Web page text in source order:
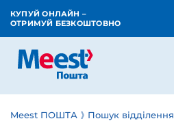
КУПУЙ ОНЛАЙН –
ОТРИМУЙ БЕЗКОШТОВНО
Meest ПОШТА
Пошук відділення